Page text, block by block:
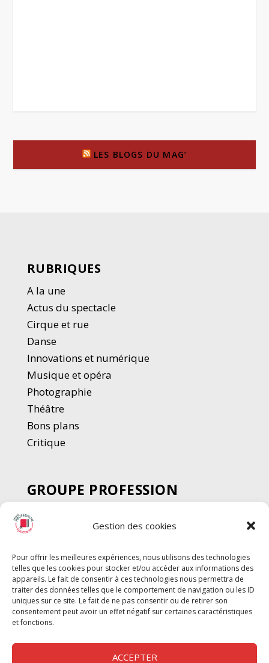
Gestion des cookies
Pour offrir les meilleures expériences, nous utilisons des technologies
telles que les cookies pour stocker et/ou accéder aux informations des
appareils. Le fait de consentir à ces technologies nous permettra de
traiter des données telles que le comportement de navigation ou les ID
uniques sur ce site. Le fait de ne pas consentir ou de retirer son
consentement peut avoir un effet négatif sur certaines caractéristiques
et fonctions.
ACCEPTER
LES BLOGS DU MAG’
RUBRIQUES
A la une
Actus du spectacle
Cirque et rue
Danse
Innovations et numérique
Musique et opéra
Photographie
Théâtre
Bons plans
Critique
GROUPE PROFESSION
SPECTACLE
Chèque Intermittents
Chèque Compta
Chèque Emploi Spectacle
G-Pods
Profession Audio-visuel